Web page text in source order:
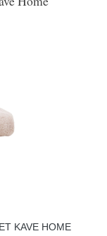
KAVE HOME